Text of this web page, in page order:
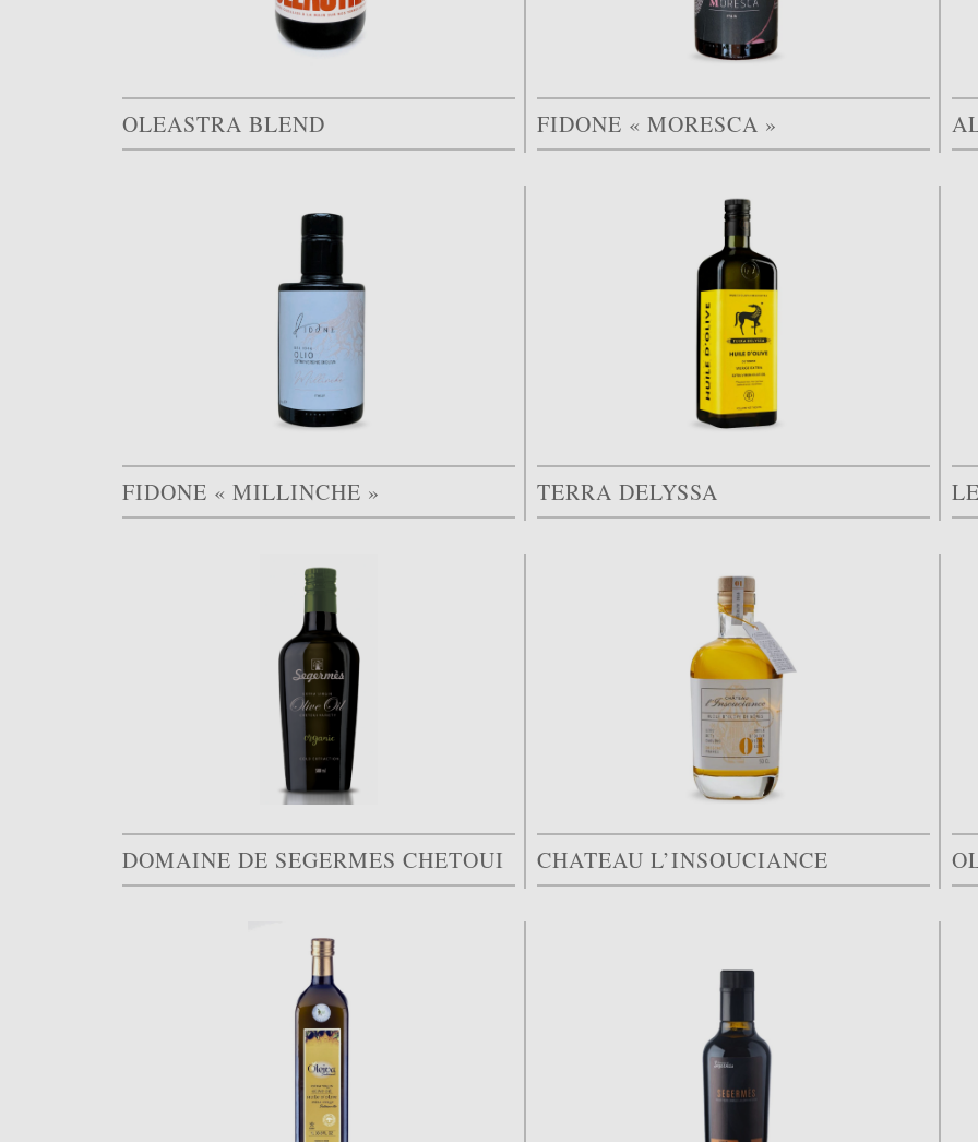
OLEASTRA BLEND FIDONE « MORESCA »
FIDONE « MILLINCHE » TERRA DELYSSA
DOMAINE DE SEGERMES CHETOUI CHATEAU L’INSOUCIANCE